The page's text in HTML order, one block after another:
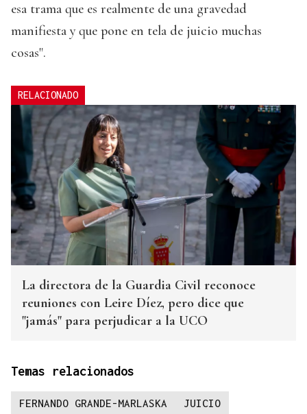
esa trama que es realmente de una gravedad
manifiesta y que pone en tela de juicio muchas
cosas".
RELACIONADO
La directora de la Guardia Civil reconoce
reuniones con Leire Díez, pero dice que
"jamás" para perjudicar a la UCO
Temas relacionados
FERNANDO GRANDE-MARLASKA
JUICIO